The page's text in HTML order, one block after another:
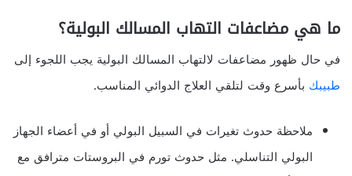
ما هي مضاعفات التهاب المسالك البولية؟
في حال ظهور مضاعفات لالتهاب المسالك البولية يجب اللجوء إلى
طبيبك بأسرع وقت لتلقي العلاج الدوائي المناسب.
ملاحظة حدوث تغيرات في السبيل البولي أو في أعضاء الجهاز
البولي التناسلي. مثل حدوث تورم في البروستات مترافق مع